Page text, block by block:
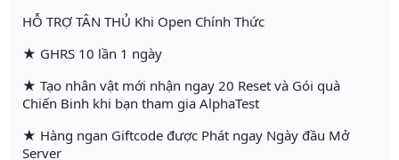
HỖ TRỢ TÂN THỦ Khi Open Chính Thức
★ GHRS 10 lần 1 ngày
★ Tạo nhân vật mới nhận ngay 20 Reset và Gói quà
Chiến Binh khi bạn tham gia AlphaTest
★ Hàng ngan Giftcode được Phát ngay Ngày đầu Mở
Server